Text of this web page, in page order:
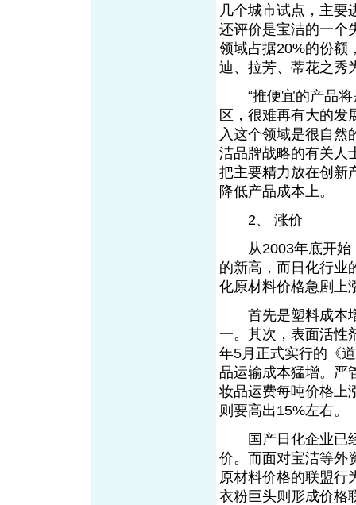
几个城市试点，主要
还评价是宝洁的一个
领域占据20%的份额
迪、拉芳、蒂花之秀
“推便宜的产品将
区，很难再有大的发
入这个领域是很自然
洁品牌战略的有关人
把主要精力放在创新
降低产品成本上。
2、 涨价
从2003年底开始，
的新高，而日化行业
化原材料价格急剧上
首先是塑料成本增
一。其次，表面活性
年5月正式实行的《
品运输成本猛增。
妆品运费每吨价格上
则要高出15%左右。
国产日化企业已经
价。而面对宝洁等外
原材料价格的联盟行
衣粉巨头则形成价格